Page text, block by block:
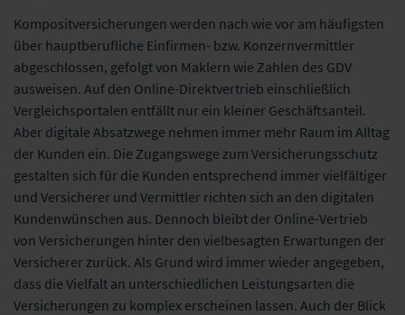
Kompositversicherungen werden nach wie vor am häufigsten
über hauptberufliche Einfirmen- bzw. Konzernvermittler
abgeschlossen, gefolgt von Maklern wie Zahlen des GDV
ausweisen. Auf den Online-Direktvertrieb einschließlich
Vergleichsportalen entfällt nur ein kleiner Geschäftsanteil.
Aber digitale Absatzwege nehmen immer mehr Raum im Alltag
der Kunden ein. Die Zugangswege zum Versicherungsschutz
gestalten sich für die Kunden entsprechend immer vielfältiger
und Versicherer und Vermittler richten sich an den digitalen
Kundenwünschen aus. Dennoch bleibt der Online-Vertrieb
von Versicherungen hinter den vielbesagten Erwartungen der
Versicherer zurück. Als Grund wird immer wieder angegeben,
dass die Vielfalt an unterschiedlichen Leistungsarten die
Versicherungen zu komplex erscheinen lassen. Auch der Blick